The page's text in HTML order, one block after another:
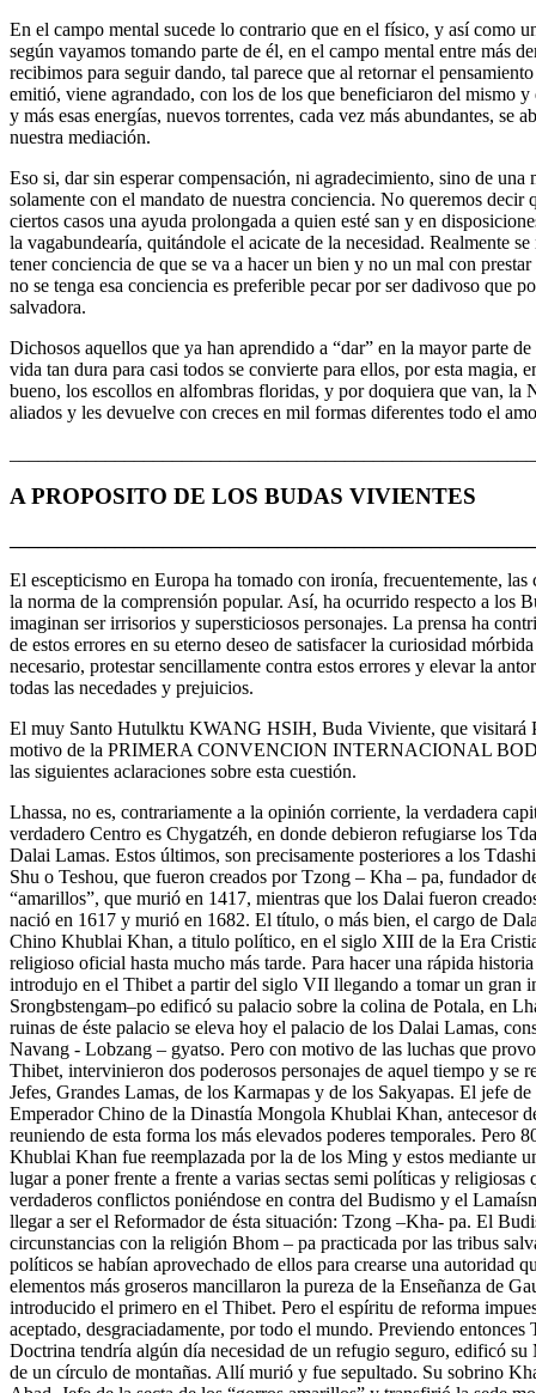
En el campo mental sucede lo contrario que en el físico, y así como
según vayamos tomando parte de él, en el campo mental entre más
recibimos para seguir dando, tal parece que al retornar el
emitió, viene agrandado, con los de los que beneficiaron del mismo y
y más esas energías, nuevos torrentes, cada vez más abundantes, se
nuestra mediación.
Eso si, dar sin esperar compensación, ni agradecimiento, sino de una
solamente con el mandato de nuestra conciencia. No queremos decir
ciertos casos una ayuda prolongada a quien esté san y en
la vagabundearía, quitándole el acicate de la necesidad. Realmente
tener conciencia de que se va a hacer un bien y no un mal con
no se tenga esa conciencia es preferible pecar por ser dadivoso que
salvadora.
Dichosos aquellos que ya han aprendido a “dar” en la mayor parte
vida tan dura para casi todos se convierte para ellos, por esta magia,
bueno, los escollos en alfombras floridas, y por doquiera que van, la
aliados y les devuelve con creces en mil formas diferentes todo el
A PROPOSITO DE LOS BUDAS VIVIENTES
El escepticismo en Europa ha tomado con ironía, frecuentemente, las
la norma de la comprensión popular. Así, ha ocurrido respecto a los
imaginan ser irrisorios y supersticiosos personajes. La prensa ha
de estos errores en su eterno deseo de satisfacer la curiosidad
necesario, protestar sencillamente contra estos errores y elevar la
todas las necedades y prejuicios.
El muy Santo Hutulktu KWANG HSIH, Buda Viviente, que visitará
motivo de la PRIMERA CONVENCION INTERNACIONAL
las siguientes aclaraciones sobre esta cuestión.
Lhassa, no es, contrariamente a la opinión corriente, la verdadera
verdadero Centro es Chygatzéh, en donde debieron refugiarse los
Dalai Lamas. Estos últimos, son precisamente posteriores a los
Shu o Teshou, que fueron creados por Tzong – Kha – pa, fundador
“amarillos”, que murió en 1417, mientras que los Dalai fueron
nació en 1617 y murió en 1682. El título, o más bien, el cargo de
Chino Khublai Khan, a titulo político, en el siglo XIII de la Era
religioso oficial hasta mucho más tarde. Para hacer una rápida
introdujo en el Thibet a partir del siglo VII llegando a tomar un gran
Srongbstengam–po edificó su palacio sobre la colina de Potala, en
ruinas de éste palacio se eleva hoy el palacio de los Dalai Lamas,
Navang - Lobzang – gyatso. Pero con motivo de las luchas que
Thibet, intervinieron dos poderosos personajes de aquel tiempo y se
Jefes, Grandes Lamas, de los Karmapas y de los Sakyapas. El jefe
Emperador Chino de la Dinastía Mongola Khublai Khan, antecesor
reuniendo de esta forma los más elevados poderes temporales. Pero
Khublai Khan fue reemplazada por la de los Ming y estos mediante
lugar a poner frente a frente a varias sectas semi políticas y religiosas
verdaderos conflictos poniéndose en contra del Budismo y el
llegar a ser el Reformador de ésta situación: Tzong –Kha- pa. El
circunstancias con la religión Bhom – pa practicada por las tribus
políticos se habían aprovechado de ellos para crearse una autoridad
elementos más groseros mancillaron la pureza de la Enseñanza de
introducido el primero en el Thibet. Pero el espíritu de reforma
aceptado, desgraciadamente, por todo el mundo. Previendo
Doctrina tendría algún día necesidad de un refugio seguro, edificó
de un círculo de montañas. Allí murió y fue sepultado. Su sobrino